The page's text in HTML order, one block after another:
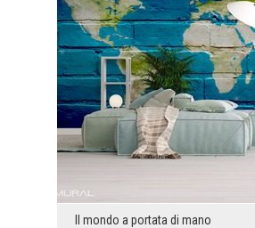
Il mondo a portata di mano